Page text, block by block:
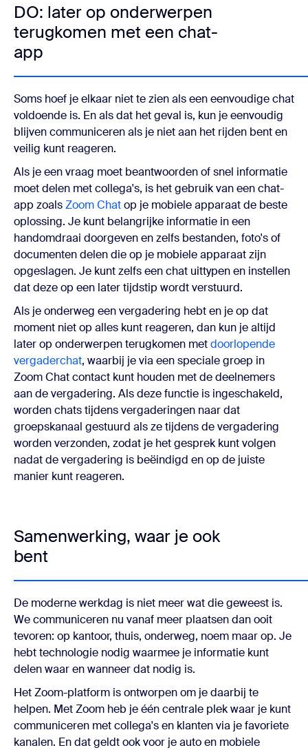
DO: later op onderwerpen
terugkomen met een chat-
app
Soms hoef je elkaar niet te zien als een eenvoudige chat
voldoende is. En als dat het geval is, kun je eenvoudig
blijven communiceren als je niet aan het rijden bent en
veilig kunt reageren.
Als je een vraag moet beantwoorden of snel informatie
moet delen met collega's, is het gebruik van een chat-
app zoalsZoom Chatop je mobiele apparaat de beste
oplossing. Je kunt belangrijke informatie in een
handomdraai doorgeven en zelfs bestanden, foto's of
documenten delen die op je mobiele apparaat zijn
opgeslagen. Je kunt zelfs een chat uittypen en instellen
dat deze op een later tijdstip wordt verstuurd.
Als je onderweg een vergadering hebt en je op dat
moment niet op alles kunt reageren, dan kun je altijd
later op onderwerpen terugkomen metdoorlopende
vergaderchat, waarbij je via een speciale groep in
Zoom Chat contact kunt houden met de deelnemers
aan de vergadering. Als deze functie is ingeschakeld,
worden chats tijdens vergaderingen naar dat
groepskanaal gestuurd als ze tijdens de vergadering
worden verzonden, zodat je het gesprek kunt volgen
nadat de vergadering is beëindigd en op de juiste
manier kunt reageren.
Samenwerking, waar je ook
bent
De moderne werkdag is niet meer wat die geweest is.
We communiceren nu vanaf meer plaatsen dan ooit
tevoren: op kantoor, thuis, onderweg, noem maar op. Je
hebt technologie nodig waarmee je informatie kunt
delen waar en wanneer dat nodig is.
Het Zoom-platform is ontworpen om je daarbij te
helpen. Met Zoom heb je één centrale plek waar je kunt
communiceren met collega's en klanten via je favoriete
kanalen. En dat geldt ook voor je auto en mobiele